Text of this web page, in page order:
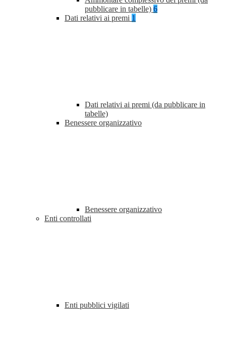
pubblicare in tabelle) 6
Dati relativi ai premi 1
Dati relativi ai premi (da pubblicare in
tabelle)
Benessere organizzativo
Benessere organizzativo
Enti controllati
Enti pubblici vigilati